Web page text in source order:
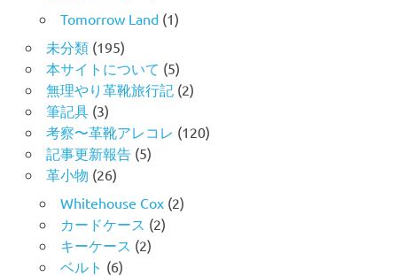
Tomorrow Land(1)
未分類(195)
本サイトについて (5)
無理やり革靴旅行記 (2)
筆記具(3)
考察〜革靴アレコレ (120)
記事更新報告(5)
革小物 (26)
Whitehouse Cox(2)
カードケース (2)
キーケース (2)
ベルト (6)